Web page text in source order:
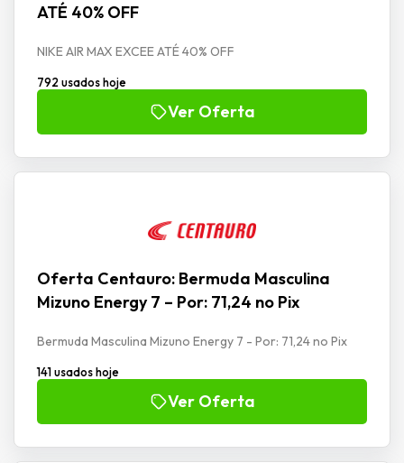
ATÉ 40% OFF
NIKE AIR MAX EXCEE ATÉ 40% OFF
792 usados hoje
Ver Oferta
Oferta Centauro: Bermuda Masculina
Mizuno Energy 7 – Por: 71,24 no Pix
Bermuda Masculina Mizuno Energy 7 - Por: 71,24 no Pix
141 usados hoje
Ver Oferta